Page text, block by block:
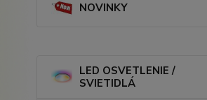
NOVINKY
LED OSVETLENIE /
SVIETIDLÁ